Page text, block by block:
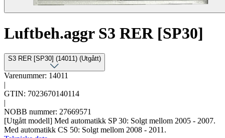
Luftbeh.aggr S3 RER [SP30]
S3 RER [SP30] (14011) (Utgått)
Varenummer: 14011
|
GTIN: 7023670140114
|
NOBB nummer: 27669571
[Utgått modell] Med automatikk SP 30: Solgt mellom 2005 - 2007.
Med automatikk CS 50: Solgt mellom 2008 - 2011.